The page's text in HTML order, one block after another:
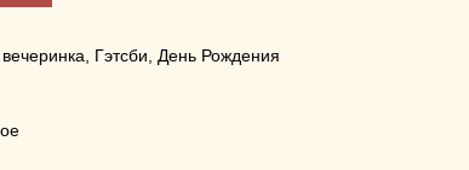
Гэтсби, День Рождения